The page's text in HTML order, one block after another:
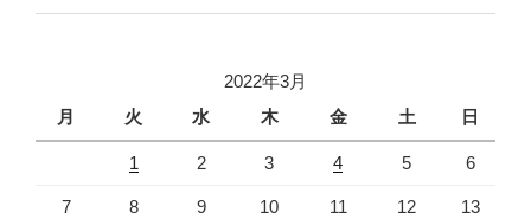
2022年3月
月
火 水 木 金 土 日
1 2 3 4 5 6
7 8 9 10 11 12 13